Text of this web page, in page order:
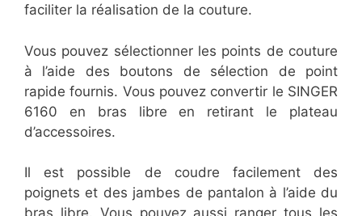
faciliter la réalisation de la couture.
Vous pouvez sélectionner les points de couture
à l’aide des boutons de sélection de point
rapide fournis. Vous pouvez convertir le SINGER
6160 en bras libre en retirant le plateau
d’accessoires.
Il est possible de coudre facilement des
poignets et des jambes de pantalon à l’aide du